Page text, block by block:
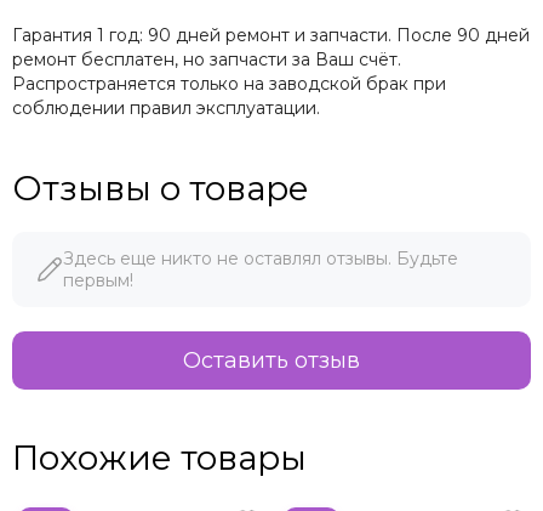
Гарантия 1 год: 90 дней ремонт и запчасти. После 90 дней
ремонт бесплатен, но запчасти за Ваш счёт.
Распространяется только на заводской брак при
соблюдении правил эксплуатации.
Отзывы о товаре
Здесь еще никто не оставлял отзывы. Будьте
первым!
Оставить отзыв
Похожие товары